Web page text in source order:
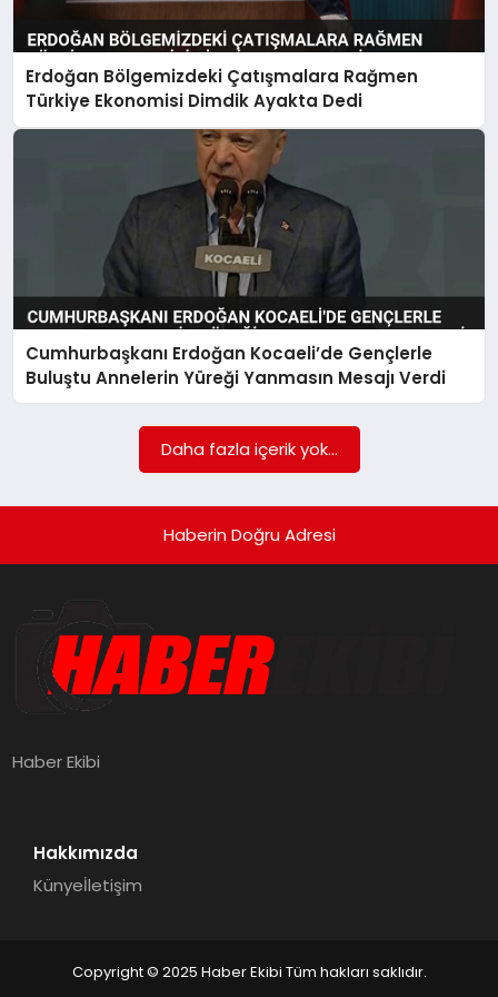
SAĞLIK
SPOR
Erdoğan Bölgemizdeki Çatışmalara Rağmen
Türkiye Ekonomisi Dimdik Ayakta Dedi
Cumhurbaşkanı Erdoğan Kocaeli’de Gençlerle
Buluştu Annelerin Yüreği Yanmasın Mesajı Verdi
Daha fazla içerik yok...
Haberin Doğru Adresi
Haber Ekibi
Hakkımızda
Künyeİletişim
Copyright © 2025 Haber Ekibi Tüm hakları saklıdır.